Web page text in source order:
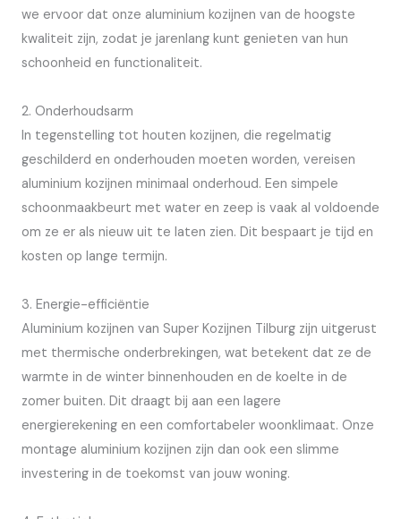
we ervoor dat onze aluminium kozijnen van de hoogste
kwaliteit zijn, zodat je jarenlang kunt genieten van hun
schoonheid en functionaliteit.
2. Onderhoudsarm
In tegenstelling tot houten kozijnen, die regelmatig
geschilderd en onderhouden moeten worden, vereisen
aluminium kozijnen minimaal onderhoud. Een simpele
schoonmaakbeurt met water en zeep is vaak al voldoende
om ze er als nieuw uit te laten zien. Dit bespaart je tijd en
kosten op lange termijn.
3. Energie-efficiëntie
Aluminium kozijnen van Super Kozijnen Tilburg zijn uitgerust
met thermische onderbrekingen, wat betekent dat ze de
warmte in de winter binnenhouden en de koelte in de
zomer buiten. Dit draagt bij aan een lagere
energierekening en een comfortabeler woonklimaat. Onze
montage aluminium kozijnen zijn dan ook een slimme
investering in de toekomst van jouw woning.